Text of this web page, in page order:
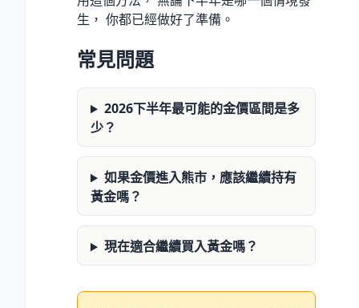
生， 你都已經做好了準備。
常見問題
2026下半年最可能的金價區間是多
少？
如果金價進入熊市，應該繼續持有
黃金嗎？
現在適合繼續買入黃金嗎？